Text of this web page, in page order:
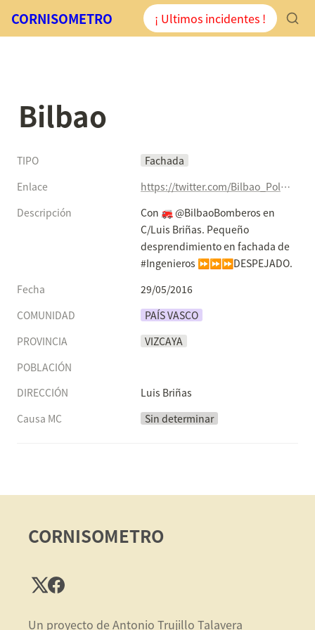
CORNISOMETRO ¡ Ultimos incidentes !
Bilbao
TIPO
Fachada
Enlace
https://twitter.com/Bilbao_Polizia/status/736900506069684225
Descripción
Con 🚒 @BilbaoBomberos en
C/Luis Briñas. Pequeño
desprendimiento en fachada de
#Ingenieros ⏩⏩⏩DESPEJADO.
Fecha
29/05/2016
COMUNIDAD
PAÍS VASCO
PROVINCIA
VIZCAYA
POBLACIÓN
DIRECCIÓN
Luis Briñas
Causa MC
Sin determinar
CORNISOMETRO
Un proyecto de Antonio Trujillo Talavera